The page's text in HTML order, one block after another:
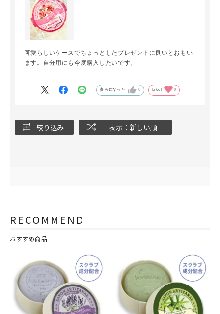
可愛らしいケースでちょっとしたプレゼントに良いとおもい
ます。自分用にも今度購入したいです。
参考になった 0 Like! 0
絞り込み 表示：新しい順
RECOMMEND
おすすめ商品